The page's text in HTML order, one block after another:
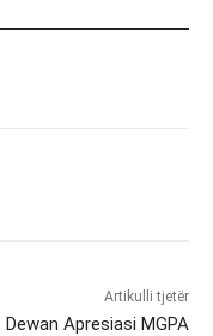
Artikulli tjetër
Dewan Apresiasi MGPA